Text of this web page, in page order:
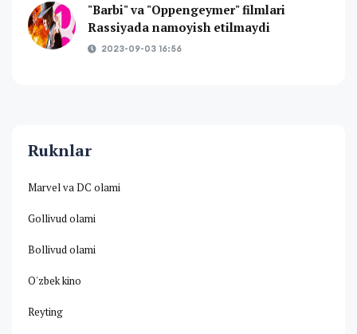
Ruknlar
Marvel va DC olami
Gollivud olami
Bollivud olami
O'zbek kino
Reyting
"Barbi" va "Oppengeymer" filmlari
Rassiyada namoyish etilmaydi
2023-09-03 16:56